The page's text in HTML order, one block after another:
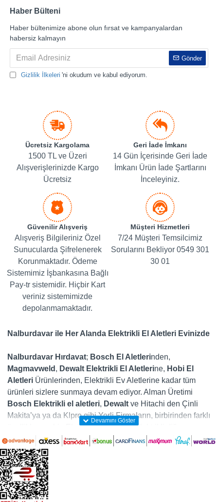
Haber Bülteni
Haber bültenimize abone olun fırsat ve kampanyalardan
habersiz kalmayın
Gönder
Gizlilik İlkeleri 'ni okudum ve kabul ediyorum.
Ücretsiz Kargolama
1500 TL ve Üzeri
Alışverişlerinizde Kargo
Ücretsiz
Geri İade İmkanı
14 Gün İçerisinde Geri İade
İmkanı Ürün İade Şartlarını
İnceleyiniz.
Güvenilir Alışveriş
Alışveriş Bilgileriniz Özel
Sunucularda Şifrelenerek
Korunmaktadır. Ödeme
Sistemimiz İşbankasına Bağlı
Pay-tr sistemidir. Hiçbir Kart
veriniz sistemimizde
depolanmamaktadır.
Müşteri Hizmetleri
7/24 Müşteri Temsilcimiz
Sorularını Bekliyor 0549 301
30 01
Nalburdavar ile Her Alanda Elektrikli El Aletleri Evinizde
Nalburdavar Hırdavat; Bosch El Aletlerinden,
Magmavweld , Dewalt Elektrikli El Aletlerine, Hobi El
Aletleri Ürünlerinden, Elektrikli Ev Aletlerine kadar tüm
ürünleri sizlere sunmaya devam ediyor. Alman Üretimi
Bosch Elektrikli el aletleri, Dewalt ve Hitachi den Çinli
Makita’ya ya da Klpro gibi Yerli Firmaların, birbirinden farklı
özelliklere sahip Elektrikli Matkap ve Elektrikli diğer
makinalarını, evdeki en büyük yardımcılarınız olan elektrikli
ev aletlerini ve gücünüze güç katacak diğer tüm
Makinaları ister mağazamızdan isterseniz nalburdavar.com
online satış sitesinde yakından inceleyerek kolayca satın
alabilirsiniz. Ayrıca dünyanın önde gelen firmalarının
üretmiş olduğunu elektrikli el aletleri, mekanik el aletleri,